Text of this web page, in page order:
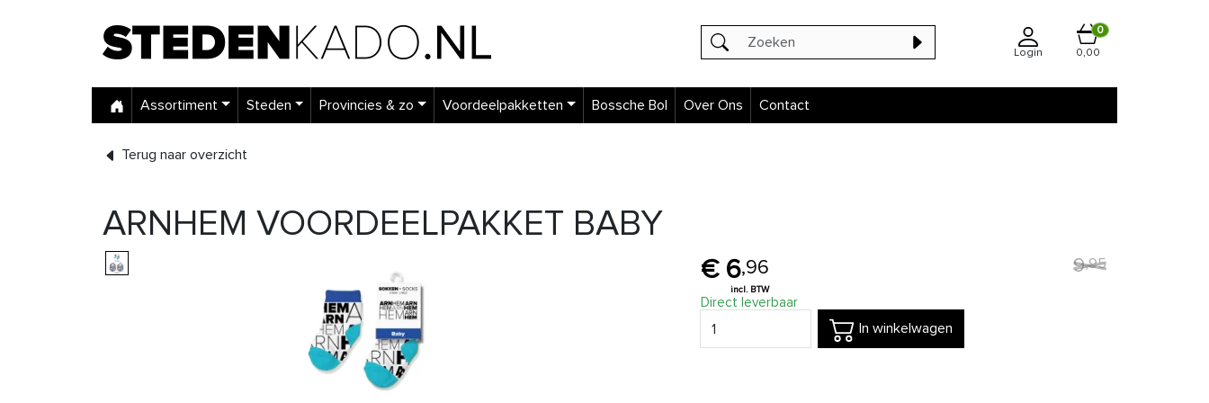
Login
0
0,00
Assortiment Steden Provincies & zo Voordeelpakketten Bossche Bol Over Ons Contact
Terug naar overzicht
ARNHEM VOORDEELPAKKET BABY
6,96 9,95
Direct leverbaar
In winkelwagen